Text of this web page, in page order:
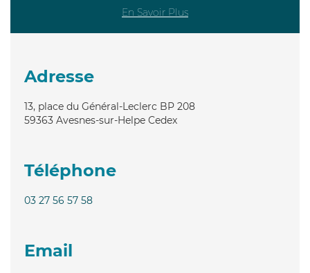
En Savoir Plus
Adresse
13, place du Général-Leclerc BP 208
59363 Avesnes-sur-Helpe Cedex
Téléphone
03 27 56 57 58
Email